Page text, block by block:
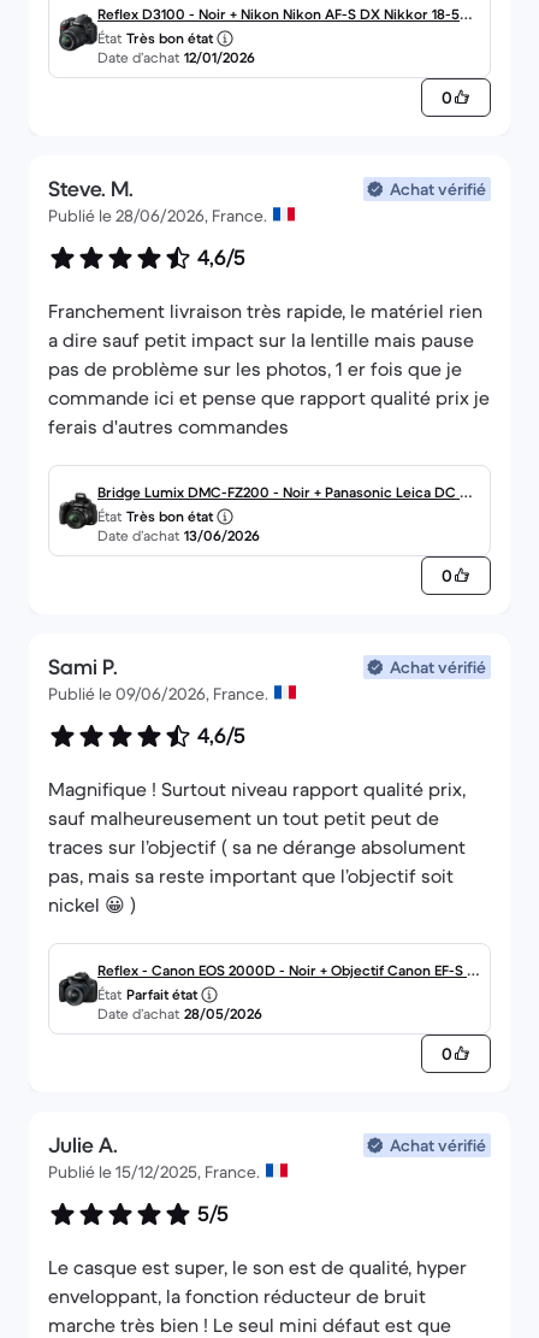
Reflex D3100 - Noir + Nikon Nikon AF-S DX Nikkor 18-55
mm f/3.5-5.6G VR f/3.5-5.6G
État Très bon état
Date d’achat 12/01/2026
0
Steve. M.
Achat vérifié
Publié le 28/06/2026, France.
4,6/5
Franchement livraison très rapide, le matériel rien
a dire sauf petit impact sur la lentille mais pause
pas de problème sur les photos, 1 er fois que je
commande ici et pense que rapport qualité prix je
ferais d'autres commandes
Bridge Lumix DMC-FZ200 - Noir + Panasonic Leica DC Va
rio-Elmar f/2.8 25–600mm ASPH f/2.8
État Très bon état
Date d’achat 13/06/2026
0
Sami P.
Achat vérifié
Publié le 09/06/2026, France.
4,6/5
Magnifique ! Surtout niveau rapport qualité prix,
sauf malheureusement un tout petit peut de
traces sur l’objectif ( sa ne dérange absolument
pas, mais sa reste important que l’objectif soit
nickel 😀 )
Reflex - Canon EOS 2000D - Noir + Objectif Canon EF-S 18
-55mm f/3.5-5.6 IS II
État Parfait état
Date d’achat 28/05/2026
0
Julie A.
Achat vérifié
Publié le 15/12/2025, France.
5/5
Le casque est super, le son est de qualité, hyper
enveloppant, la fonction réducteur de bruit
marche très bien ! Le seul mini défaut est que